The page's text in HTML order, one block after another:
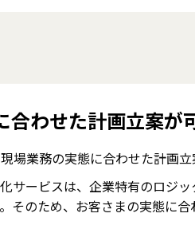
わせた計画立案が
場業務の実態に合わせた計画
サービスは、企業特有のロジ
そのため、お客さまの実態に合